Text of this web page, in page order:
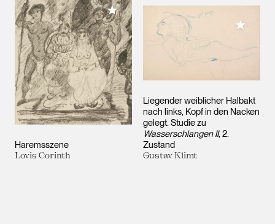
Haremsszene
Lovis Corinth
Meiner Sammlung hinzufügen
Liegender weiblicher Halbakt
nach links, Kopf in den Nacken
gelegt. Studie zu
Wasserschlangen II, 2.
Zustand
Gustav Klimt
Meiner